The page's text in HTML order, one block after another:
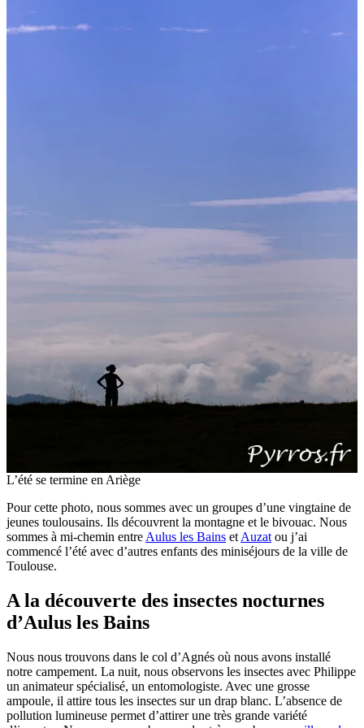
L’été se termine en Ariège
Pour cette photo, nous sommes avec un groupes d’une vingtaine de
jeunes toulousains. Ils découvrent la montagne et le bivouac. Nous
sommes à mi-chemin entre Aulus les Bains et Auzat ou j’ai
commencé l’été avec d’autres enfants des miniséjours de la ville de
Toulouse.
A la découverte des insectes nocturnes
d’Aulus les Bains
Nous nous trouvons dans le col d’Agnés où nous avons installé
notre campement. La nuit, nous observons les insectes avec Philippe
un animateur spécialisé, un entomologiste. Avec une grosse
ampoule, il attire tous les insectes sur un drap blanc. L’absence de
pollution lumineuse permet d’attirer une très grande variété